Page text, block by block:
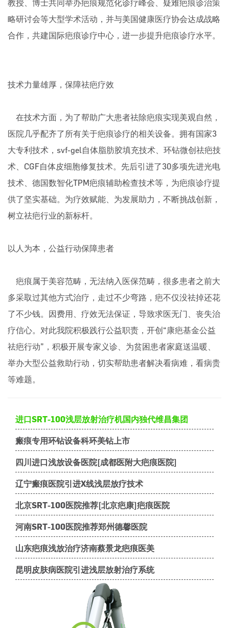
教授、博士共同举办疤痕规范化诊疗峰会、疑难疤痕诊治策
略研讨会等大型学术活动，并与美国健康医疗协会达成战略
合作，共建国际疤痕诊疗中心，进一步提升疤痕诊疗水平。
技术力量雄厚，保障祛疤疗效
​​​​​​​ 在技术方面，为了帮助广大患者祛除疤痕实现美观自然，
医院几乎配齐了所有关于疤痕诊疗的相关设备。拥有国家3
大专利技术，svf-gel自体脂肪胶填充技术、环钻微创祛疤技
术、CGF自体皮细胞修复技术。先后引进了30多项先进光电
技术、德国数智化TPM疤痕辅助检查技术等，为疤痕诊疗提
供了坚实基础。为疗效赋能、为发展助力，不断挑战创新，
树立祛疤行业的新标杆。
以人为本，公益行动保障患者
​​​​​​​ 疤痕属于美容范畴，无法纳入医保范畴，很多患者之前大
多采取过其他方式治疗，走过不少弯路，疤不仅没祛掉还花
了不少钱。因费用、疗效无法保证，导致求医无门、丧失治
疗信心。对此我院积极践行公益职责，开创“康疤基金公益
祛疤行动”，积极开展专家义诊、为贫困患者家庭送温暖、
举办大型公益救助行动，切实帮助患者解决看病难，看病贵
等难题。
进口SRT-100浅层放射治疗机国内独代维昌集团
瘢痕专用环钻设备科环美钻上市
四川进口浅放设备医院[成都医附大疤痕医院]
辽宁瘢痕医院引进X线浅层放疗技术
北京SRT-100医院推荐[北京疤康]疤痕医院
河南SRT-100医院推荐郑州德馨医院
山东疤痕浅放治疗济南蔡景龙疤痕医美
昆明皮肤病医院引进浅层放射治疗系统